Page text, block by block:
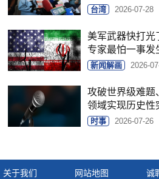
台湾 2026-07-28
美军武器快打光
专家最怕一事发
新闻解画 2026-
攻破世界级难题
领域实现历史性
时事 2026-07-26
关于我们 网站地图 诚